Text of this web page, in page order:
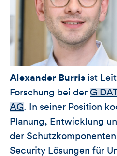
Alexander Burris ist
Forschung bei der G
AG. In seiner Position
Planung, Entwicklung
der
Security Lösungen für